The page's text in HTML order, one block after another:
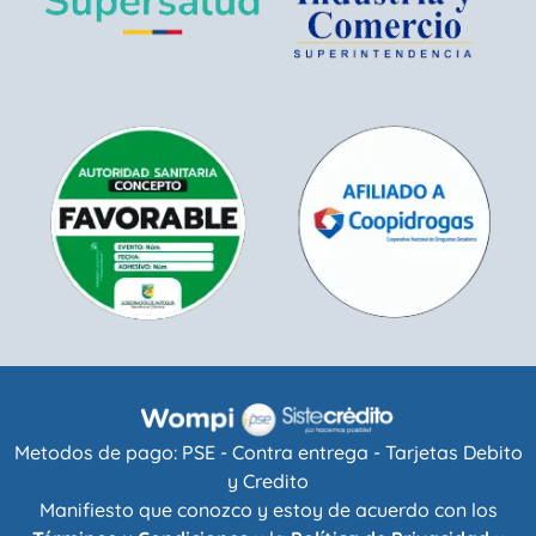
Metodos de pago: PSE - Contra entrega - Tarjetas Debito
y Credito
Manifiesto que conozco y estoy de acuerdo con los